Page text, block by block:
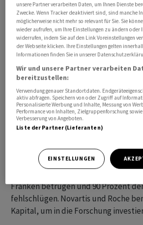
In der Sendung «Forum»des
erklärte Sprecherin Michèle Sierro,
Präsident Donald Trump unter
Pharmaunternehmen auffordert,
Medikamente zu senken, diese
festgelegt würden. Es sei Sache der
zu entscheiden. In der Schweiz
Preise vom Staat festgelegt - ein
Interpharma als veraltet bezeichnet
innovative Produkte nicht geeignet
und wies darauf hin, dass die Kosten
Franken betrügen und 90 Prozent
fehlschlügen. Novartis und Roche
Kapital, um in die Forschung
unsere Partner verarbeiten Daten, um Ihnen Dienste
Zwecke. Wenn Tracker deaktiviert sind, sind manche
möglicherweise nicht mehr so relevant für Sie. Sie
wieder aufrufen, um Ihre Einstellungen zu ändern oder
widerrufen, indem Sie auf den Link Voreinstellungen
der Webseite klicken. Ihre Einstellungen gelten
Informationen finden Sie in unserer
Wir und unsere Partner verarbeiten
bereitzustellen:
Verwendung genauer Standortdaten.
aktiv abfragen. Speichern von oder Zugriff auf
Personalisierte Werbung und Inhalte, Messung von
Performance von Inhalten, Zielgruppenforschung
Verbesserung von Angeboten.
Liste der Partner (Lieferanten)
EINSTELLUNGEN